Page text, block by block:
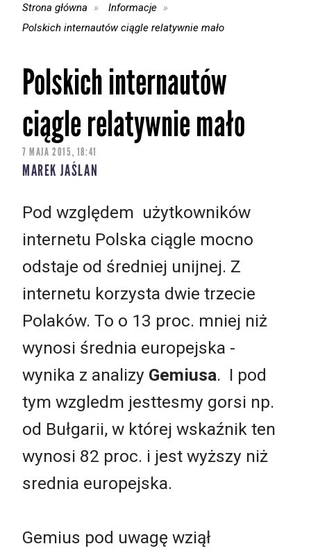
Strona główna
Informacje
Polskich internautów ciągle relatywnie mało
Polskich internautów
ciągle relatywnie mało
7 MAJA 2015, 18:41
MAREK JAŚLAN
Pod względem użytkowników
internetu Polska ciągle mocno
odstaje od średniej unijnej. Z
internetu korzysta dwie trzecie
Polaków. To o 13 proc. mniej niż
wynosi średnia europejska -
wynika z analizy Gemiusa. I pod
tym wzgledm jesttesmy gorsi np.
od Bułgarii, w której wskaźnik ten
wynosi 82 proc. i jest wyższy niż
srednia europejska.
Gemius pod uwagę wziął